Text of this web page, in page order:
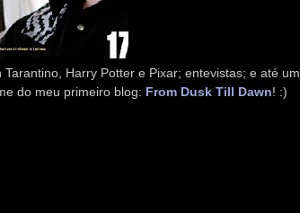
Tarantino, Harry Potter e Pixar; entevistas; e até um
do meu primeiro blog: From Dusk Till Dawn! :)